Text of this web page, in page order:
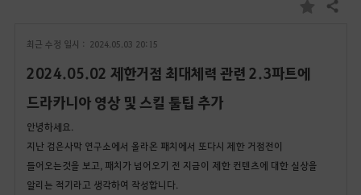
즐
기
공유하기
최근 수정 일시 : 2024.05.03 20:15
2024.05.02 제한거점 최대체력 관련 2.3파트에
드라카니아 영상 및 스킬 툴팁 추가
안녕하세요.
지난 검은사막 연구소에서 올라온 패치에서 또다시 제한 거점전이
들어오는것을 보고, 패치가 넘어오기 전 지금이 제한 컨텐츠에 대한 실상을
알리는 적기라고 생각하여 작성합니다.